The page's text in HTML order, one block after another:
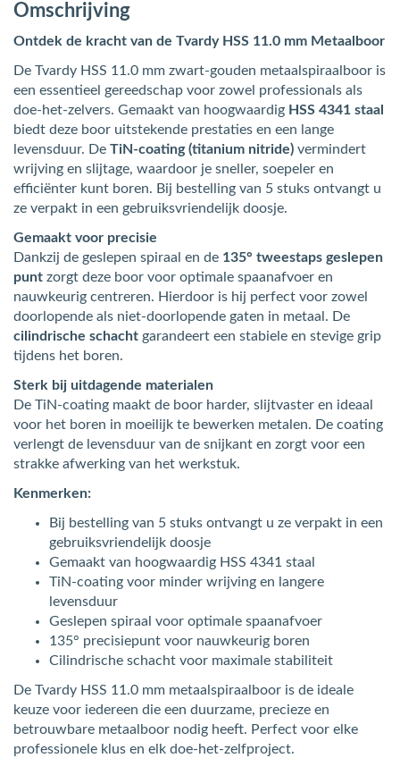
Omschrijving
Ontdek de kracht van de Tvardy HSS 11.0 mm Metaalboor
De Tvardy HSS 11.0 mm zwart-gouden metaalspiraalboor is
een essentieel gereedschap voor zowel professionals als
doe-het-zelvers. Gemaakt van hoogwaardig HSS 4341 staal
biedt deze boor uitstekende prestaties en een lange
levensduur. De TiN-coating (titanium nitride) vermindert
wrijving en slijtage, waardoor je sneller, soepeler en
efficiënter kunt boren. Bij bestelling van 5 stuks ontvangt u
ze verpakt in een gebruiksvriendelijk doosje.
Gemaakt voor precisie
Dankzij de geslepen spiraal en de 135° tweestaps geslepen
punt zorgt deze boor voor optimale spaanafvoer en
nauwkeurig centreren. Hierdoor is hij perfect voor zowel
doorlopende als niet-doorlopende gaten in metaal. De
cilindrische schacht garandeert een stabiele en stevige grip
tijdens het boren.
Sterk bij uitdagende materialen
De TiN-coating maakt de boor harder, slijtvaster en ideaal
voor het boren in moeilijk te bewerken metalen. De coating
verlengt de levensduur van de snijkant en zorgt voor een
strakke afwerking van het werkstuk.
Kenmerken:
Bij bestelling van 5 stuks ontvangt u ze verpakt in een
gebruiksvriendelijk doosje
Gemaakt van hoogwaardig HSS 4341 staal
TiN-coating voor minder wrijving en langere
levensduur
Geslepen spiraal voor optimale spaanafvoer
135° precisiepunt voor nauwkeurig boren
Cilindrische schacht voor maximale stabiliteit
De Tvardy HSS 11.0 mm metaalspiraalboor is de ideale
keuze voor iedereen die een duurzame, precieze en
betrouwbare metaalboor nodig heeft. Perfect voor elke
professionele klus en elk doe-het-zelfproject.